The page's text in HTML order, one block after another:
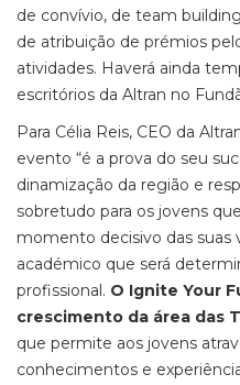
de convívio, de team
de atribuição de prémios
atividades. Haverá ainda
escritórios da Altran no
Para Célia Reis, CEO da
evento “é a prova do seu
dinamização da região e
sobretudo para os jovens
momento decisivo das suas
académico que será
profissional. O Ignite Your
crescimento da área das
que permite aos jovens
conhecimentos e